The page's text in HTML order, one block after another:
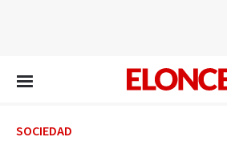
SOCIEDAD